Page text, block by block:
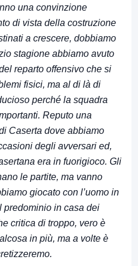
una convinzione
di vista della costruzione
a crescere, dobbiamo
stagione abbiamo avuto
reparto offensivo che si
fisici, ma al di là di
perché la squadra
Reputo una
Caserta dove abbiamo
degli avversari ed,
era in fuorigioco. Gli
le partite, ma vanno
giocato con l’uomo in
predominio in casa dei
critica di troppo, vero è
in più, ma a volte è